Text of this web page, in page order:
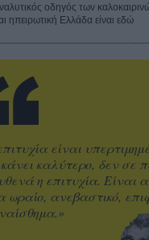
οδηγός των
ηπειρωτική Ελλάδα είναι εδώ
είναι
καλύτερο, δεν σε
η επιτυχία. Είναι
ωραίο, ανεβαστικό,